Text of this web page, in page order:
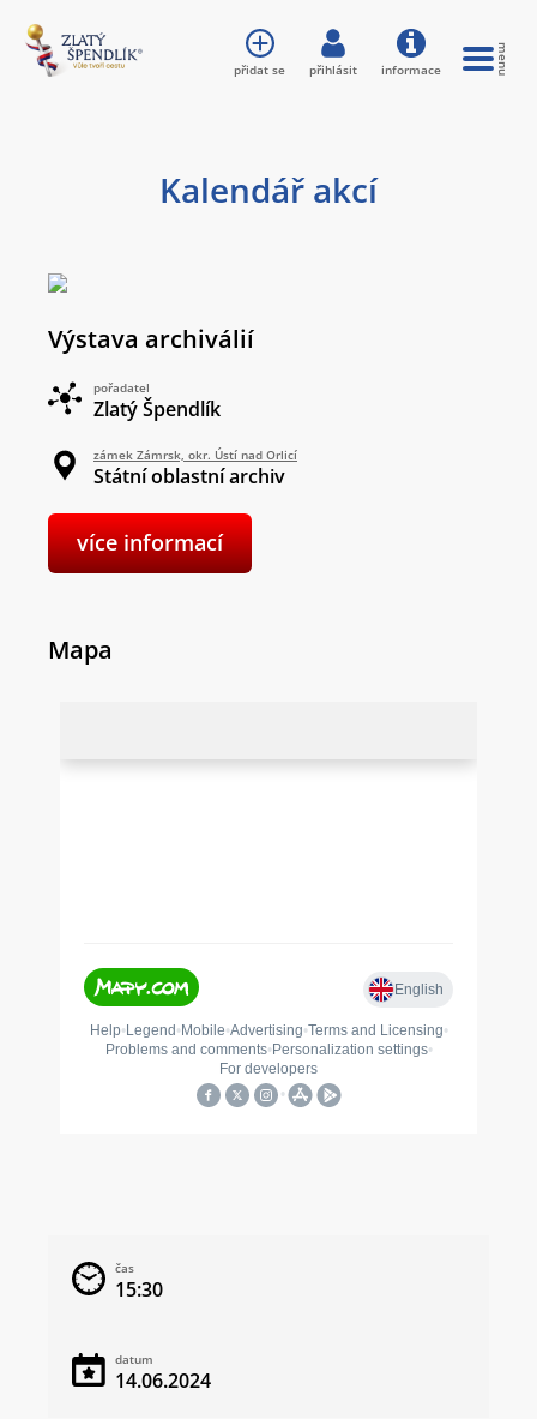
Kalendář akcí
Výstava archiválií
pořadatel
Zlatý Špendlík
zámek Zámrsk, okr. Ústí nad Orlicí
Státní oblastní archiv
více informací
Mapa
čas
15:30
datum
14.06.2024
přidat se přihlásit informace